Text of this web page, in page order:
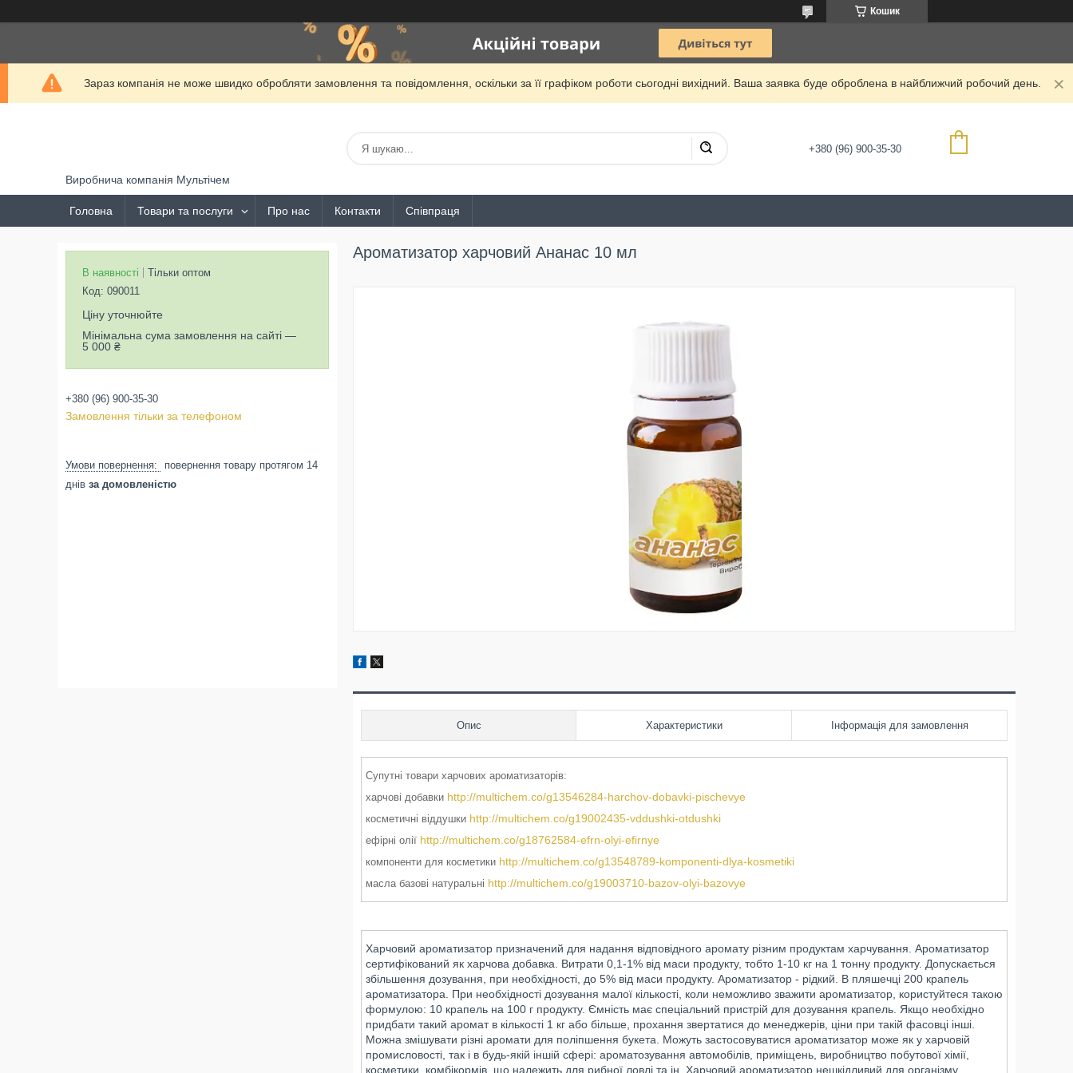
Кошик
Зараз компанія не може швидко обробляти замовлення та повідомлення, оскільки за її графіком роботи сьогодні вихідний. Ваша заявка буде оброблена в найближчий робочий день.
Виробнича компанія Мультічем
+380 (96) 900-35-30
Головна Товари та послуги Про нас Контакти Співпраця
Ароматизатор харчовий Ананас 10 мл
Опис Характеристики Інформація для замовлення
Супутні товари харчових ароматизаторів:
харчові добавки http://multichem.co/g13546284-harchov-dobavki-pischevye
косметичні віддушки http://multichem.co/g19002435-vddushki-otdushki
ефірні олії http://multichem.co/g18762584-efrn-olyi-efirnye
компоненти для косметики http://multichem.co/g13548789-komponenti-dlya-kosmetiki
масла базові натуральні http://multichem.co/g19003710-bazov-olyi-bazovye
Харчовий ароматизатор призначений для надання відповідного аромату різним продуктам харчування. Ароматизатор
сертифікований як харчова добавка. Витрати 0,1-1% від маси продукту, тобто 1-10 кг на 1 тонну продукту. Допускається
збільшення дозування, при необхідності, до 5% від маси продукту. Ароматизатор - рідкий. В пляшечці 200 крапель
ароматизатора. При необхідності дозування малої кількості, коли неможливо зважити ароматизатор, користуйтеся такою
формулою: 10 крапель на 100 г продукту. Ємність має спеціальний пристрій для дозування крапель. Якщо необхідно
придбати такий аромат в кількості 1 кг або більше, прохання звертатися до менеджерів, ціни при такій фасовці інші.
Можна змішувати різні аромати для поліпшення букета. Можуть застосовуватися ароматизатор може як у харчовій
промисловості, так і в будь-якій іншій сфері: ароматозування автомобілів, приміщень, виробництво побутової хімії,
косметики, комбікормів, що належить для рибної ловлі та ін. Харчовий ароматизатор нешкідливий для організму
В наявності
Тільки оптом
Код: 090011
Ціну уточнюйте
Мінімальна сума замовлення на сайті —
5 000 ₴
+380 (96) 900-35-30
Замовлення тільки за телефоном
повернення товару протягом 14
днів за домовленістю